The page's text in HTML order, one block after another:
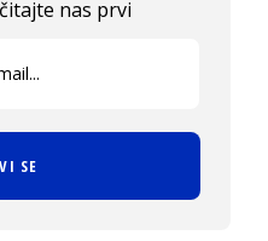
nas prvi
SE